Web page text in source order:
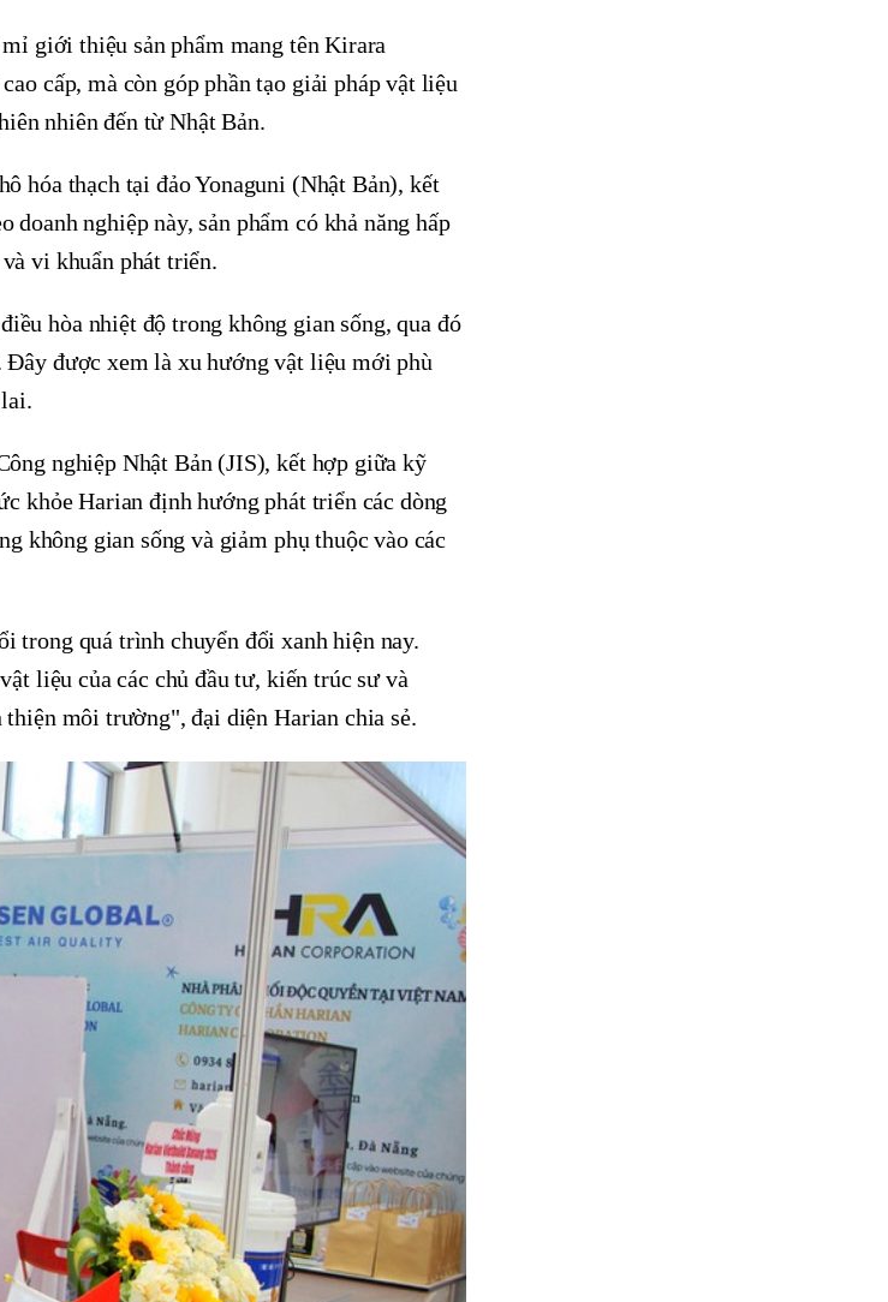
giới thiệu sản phẩm mang tên Kirara
cấp, mà còn góp phần tạo giải pháp vật liệu
nhiên đến từ Nhật Bản.
hóa thạch tại đảo Yonaguni (Nhật Bản), kết
nghiệp này, sản phẩm có khả năng hấp
vi khuẩn phát triển.
hòa nhiệt độ trong không gian sống, qua đó
Đây được xem là xu hướng vật liệu mới phù
nghiệp Nhật Bản (JIS), kết hợp giữa kỹ
khỏe Harian định hướng phát triển các dòng
không gian sống và giảm phụ thuộc vào các
trong quá trình chuyển đổi xanh hiện nay.
liệu của các chủ đầu tư, kiến trúc sư và
môi trường", đại diện Harian chia sẻ.